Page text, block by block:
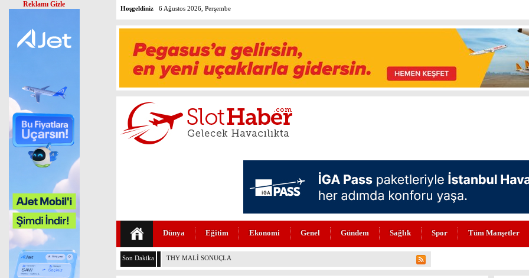
Hoşgeldiniz 6 Ağustos 2026, Perşembe
Dünya Eğitim Ekonomi Genel Gündem Sağlık Spor Tüm Manşetler
Son Dakika THY MALİ SONUÇLARI AÇIKLADI
Reklamı Gizle